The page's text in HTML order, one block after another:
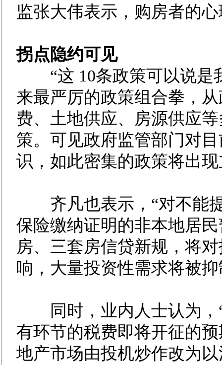
监张大伟表示，购房者的
拐点隐约可见
“这 10条政策可以说是
来最严厉的政策组合拳，
费、土地供应、房源供应
策。可见政府监管部门对
识，如此密集的政策将出
齐凡也表示，“对不能提
保险缴纳证明的非本地居
房、三套房信贷新规，将
响，大量投资性需求将被
同时，业内人士认为，“
有环节的税费即将开征的
地产市场由投机炒作改为